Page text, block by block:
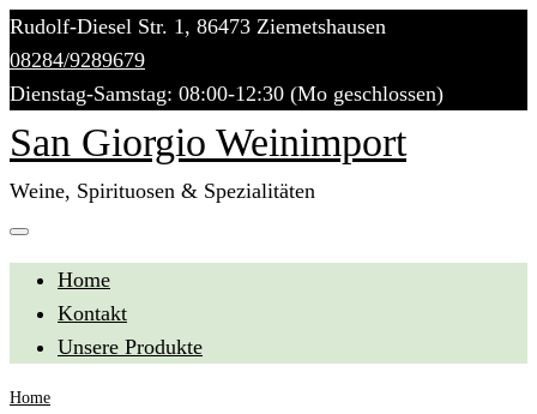
Skip
to
content
Rudolf-Diesel Str. 1, 86473 Ziemetshausen
08284/9289679
Dienstag-Samstag: 08:00-12:30 (Mo geschlossen)
San Giorgio Weinimport
Weine, Spirituosen & Spezialitäten
Home
Kontakt
Unsere Produkte
Home